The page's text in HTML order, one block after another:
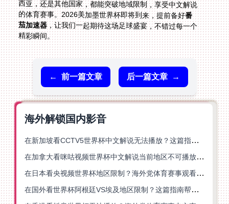
的体育赛事。2026美加墨世界杯即将到来，提前备好番
茄加速器，让我们一起期待这场足球盛宴，不错过每一个
精彩瞬间。
← 前一篇文章 后一篇文章 →
海外解锁国内影音
在新加坡看CCTV5世界杯中文解说无法播放？这篇指南帮你解锁海外体育直播自由
在加拿大看咪咕视频世界杯中文解说当前地区不可播放？这篇指南帮你一键解决
在日本看央视频世界杯地区限制？海外党体育赛事观看终极指南
在国外看世界杯阿根廷VS埃及地区限制？这篇指南帮你搞定中文直播+解说